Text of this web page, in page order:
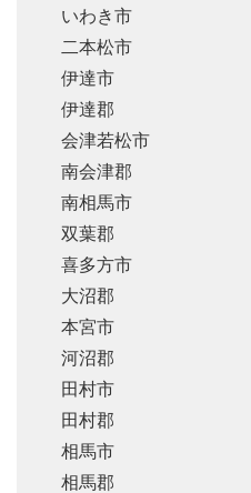
いわき市
二本松市
伊達市
伊達郡
会津若松市
南会津郡
南相馬市
双葉郡
喜多方市
大沼郡
本宮市
河沼郡
田村市
田村郡
相馬市
相馬郡